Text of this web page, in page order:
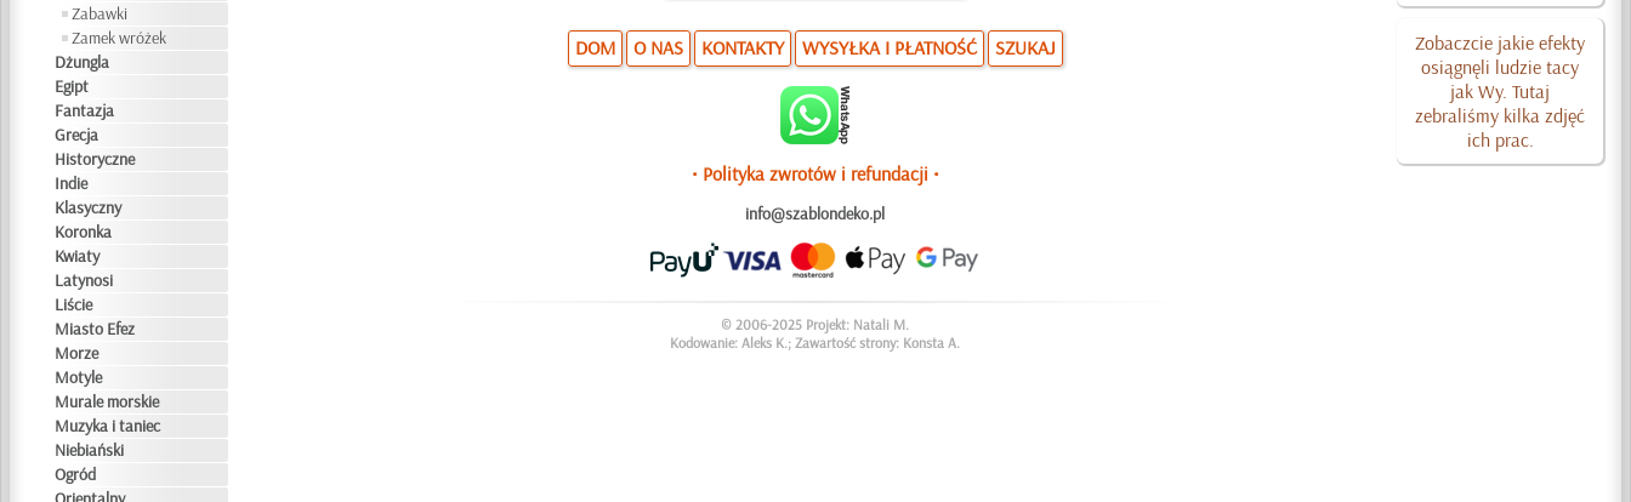
Zabawki
Zamek wróżek
Dżungla
Egipt
Fantazja
Grecja
Historyczne
Indie
Klasyczny
Koronka
Kwiaty
Latynosi
Liście
Miasto Efez
Morze
Motyle
Murale morskie
Muzyka i taniec
Niebiański
Ogród
Zobaczcie jakie efekty
osiągnęli ludzie tacy
jak Wy. Tutaj
zebraliśmy kilka zdjęć
ich prac.
DOM O NAS KONTAKTY WYSYŁKA I PŁATNOŚĆ SZUKAJ
• Polityka zwrotów i refundacji •
info@szablondeko.pl
© 2006-2025 Projekt: Natali M.
Kodowanie: Aleks K.; Zawartość strony: Konsta A.